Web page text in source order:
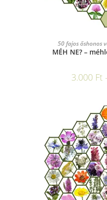
OPCIÓK
50 fajos őshonos
MÉH NE? –
3.000 Ft